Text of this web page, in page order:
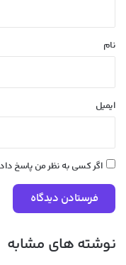
نام
ایمیل
اگر کسی به نظر من پاسخ
نوشته های مشابه